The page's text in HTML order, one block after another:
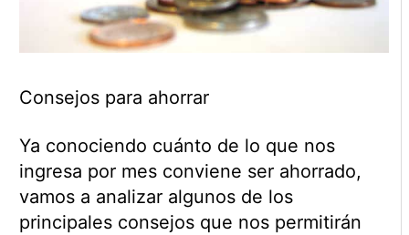
Consejos para ahorrar
Ya conociendo cuánto de lo que nos
ingresa por mes conviene ser ahorrado,
vamos a analizar algunos de los
principales consejos que nos permitirán